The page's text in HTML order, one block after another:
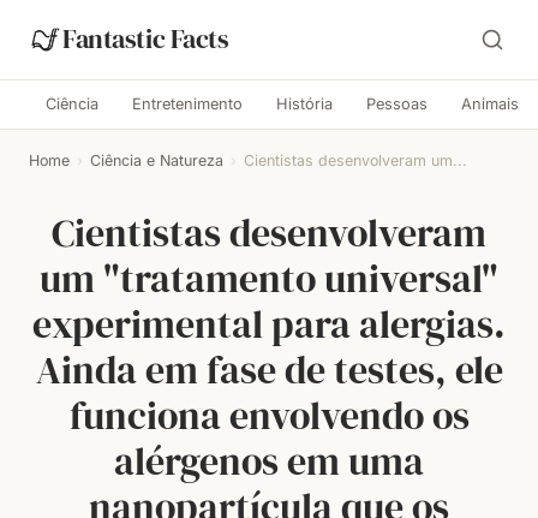
Fantastic Facts
Ciência Entretenimento História Pessoas Animais
Home › Ciência e Natureza › Cientistas desenvolveram um...
Cientistas desenvolveram
um "tratamento universal"
experimental para alergias.
Ainda em fase de testes, ele
funciona envolvendo os
alérgenos em uma
nanopartícula que os